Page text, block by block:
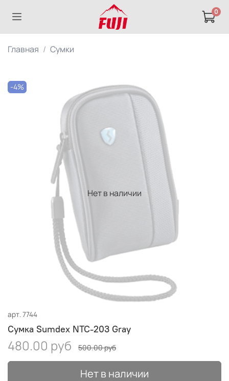
0
Главная Сумки
Нет в наличии
-4%
арт.7744
Сумка Sumdex NTC-203 Gray
480.00 руб 500.00 руб
Нет в наличии